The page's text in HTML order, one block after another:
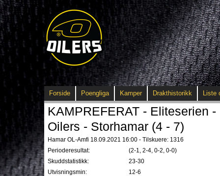
Forside Poengliga Kamper Drakthistorikk Liste
KAMPREFERAT - Eliteserien -
Oilers - Storhamar (4 - 7)
Hamar OL-Amfi 18.09.2021 16:00 - Tilskuere: 1316
Perioderesultat:
(2-1, 2-4, 0-2, 0-0)
Skuddstatistikk:
23-30
Utvisningsmin:
12-6